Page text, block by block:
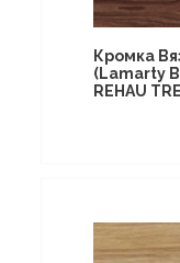
Кромка
(Lamarty
REHAU